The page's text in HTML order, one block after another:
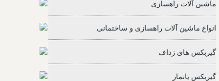
ماشین آلات راهسازی
انواع ماشین آلات راهسازی و ساختمانی
گیربکس های زداف
گیربکس یانمار